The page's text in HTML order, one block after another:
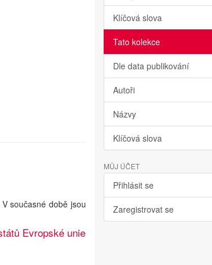
současné době jsou
Evropské unie
Klíčová slova
Tato kolekce
Dle data publikování
Autoři
Názvy
Klíčová slova
MŮJ ÚČET
Přihlásit se
Zaregistrovat se